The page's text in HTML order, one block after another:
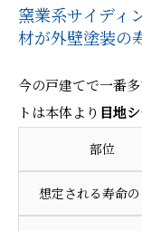
窯業系サイディ
材が外壁塗装の
今の戸建てで一番
トは本体より 目地
部位
想定される寿命の